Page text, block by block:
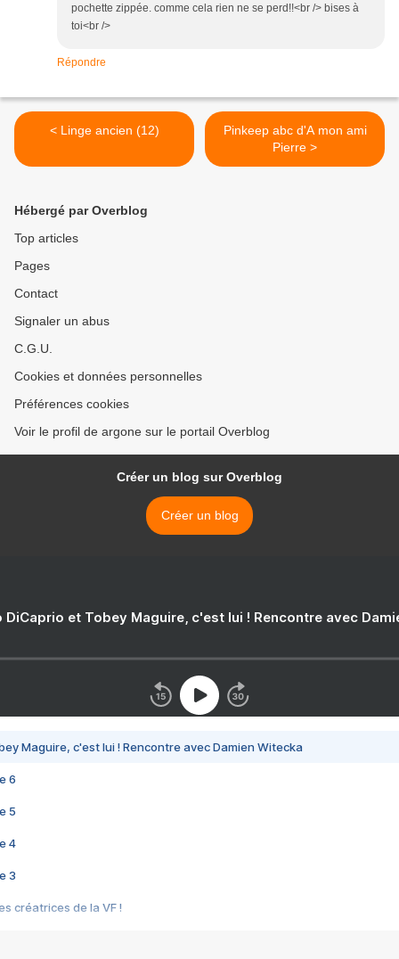
pochette zippée. comme cela rien ne se perd!!<br /> bises à
toi<br />
Répondre
< Linge ancien (12)
Pinkeep abc d'A mon ami
Pierre >
Hébergé par Overblog
Top articles
Pages
Contact
Signaler un abus
C.G.U.
Cookies et données personnelles
Préférences cookies
Voir le profil de argone sur le portail Overblog
Créer un blog sur Overblog
Créer un blog
DiCaprio et Tobey Maguire, c'est lui ! Rencontre avec
Maguire, c'est lui ! Rencontre avec Damien Witecka
6
5
4
3
créatrices de la VF !